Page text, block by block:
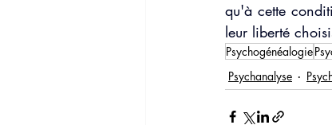
qu'à cette
leur liberté
Psychogénéalogie
Psychanalyse